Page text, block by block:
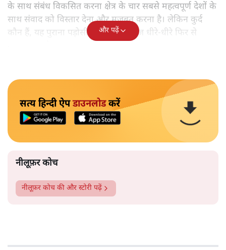
के साथ संबंध विकसित करना क्षेत्र के चार सबसे महत्वपूर्ण देशों के
साथ संवाद को विस्तार देना और मजबूत करना है। लेकिन कुर्द
कौन हैं, यह पुराना पड़ोसी जिसे भारत आज धीरे-धीरे फिर से
और पढ़ें
सत्य हिन्दी ऐपडाउनलोडकरें
नीलूफ़र कोच
नीलूफ़र कोच की और स्टोरी पढ़ें